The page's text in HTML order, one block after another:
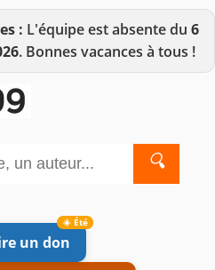
: L'équipe est absente du 6
. Bonnes vacances à tous !
🔍
un don